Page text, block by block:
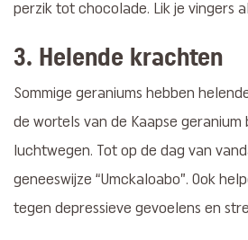
perzik tot chocolade. Lik je vingers
3. Helende krachten
Sommige geraniums hebben
de wortels van de Kaapse
luchtwegen. Tot op de dag van
geneeswijze “Umckaloabo”. Ook
tegen depressieve gevoelens en